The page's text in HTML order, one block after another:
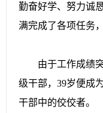
勤奋好学、努力诚
满完成了各项任务
由于工作成绩突
级干部，39岁便成
干部中的佼佼者。